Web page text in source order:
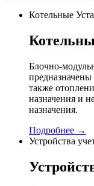
Котельные
Блочно-
предназначены
также
назначения и
назначения.
Подробнее →
Устройства